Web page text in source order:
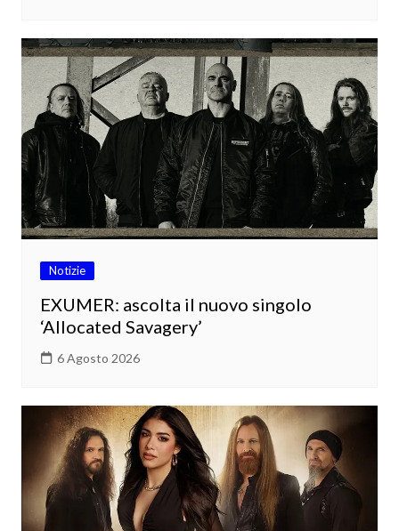
Notizie
EXUMER: ascolta il nuovo singolo
‘Allocated Savagery’
6 Agosto 2026